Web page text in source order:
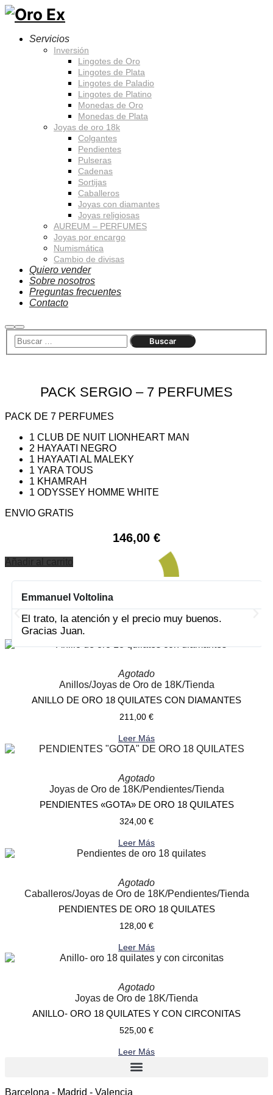
Servicios
Inversión
Lingotes de Oro
Lingotes de Plata
Lingotes de Paladio
Lingotes de Platino
Monedas de Oro
Monedas de Plata
Joyas de oro 18k
Colgantes
Pendientes
Pulseras
Cadenas
Sortijas
Caballeros
Joyas con diamantes
Joyas religiosas
AUREUM – PERFUMES
Joyas por encargo
Numismática
Cambio de divisas
Quiero vender
Sobre nosotros
Preguntas frecuentes
Contacto
Buscar
Menú
principal
PACK SERGIO – 7 PERFUMES
PACK DE 7 PERFUMES
1 CLUB DE NUIT LIONHEART MAN
2 HAYAATI NEGRO
1 HAYAATI AL MALEKY
1 YARA TOUS
1 KHAMRAH
1 ODYSSEY HOMME WHITE
ENVIO GRATIS
146,00 €
Añadir al carrito
Emmanuel Voltolina
El trato, la atención y el precio muy buenos.
Gracias Juan.
PRODUCTOS RELACIONADOS
Agotado
Anillos/Joyas de Oro de 18K/Tienda
ANILLO DE ORO 18 QUILATES CON DIAMANTES
211,00 €
Leer Más
Agotado
Joyas de Oro de 18K/Pendientes/Tienda
PENDIENTES «GOTA» DE ORO 18 QUILATES
324,00 €
Leer Más
Agotado
Caballeros/Joyas de Oro de 18K/Pendientes/Tienda
PENDIENTES DE ORO 18 QUILATES
128,00 €
Leer Más
Agotado
Joyas de Oro de 18K/Tienda
ANILLO- ORO 18 QUILATES Y CON CIRCONITAS
525,00 €
Leer Más
Barcelona - Madrid - Valencia